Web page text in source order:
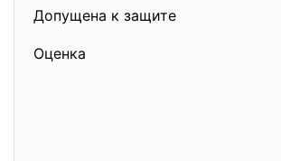
Допущена к защите
Оценка